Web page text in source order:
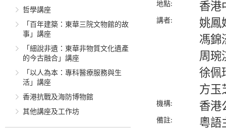
哲學講座
「百年建築：東華三院文物館的故
事」講座
「細說非遺：東華非物質文化遺產
的今古融合」講座
「以人為本：專科醫療服務與生
活」講座
香港抗戰及海防博物館
其他講座及工作坊
地點: 香港
講者:
姚鳳
馮錦
周琬
徐佩
方玉
機構: 香港
備註:
粵語